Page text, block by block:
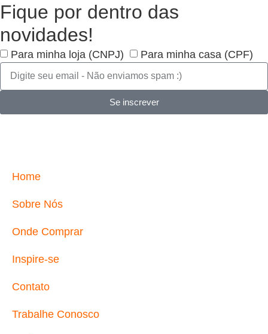
Fique por dentro das
novidades!
Para minha loja (CNPJ) Para minha casa (CPF)
Se inscrever
Home
Sobre Nós
Onde Comprar
Inspire-se
Contato
Trabalhe Conosco